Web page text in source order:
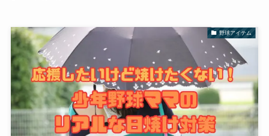
野球アイテム